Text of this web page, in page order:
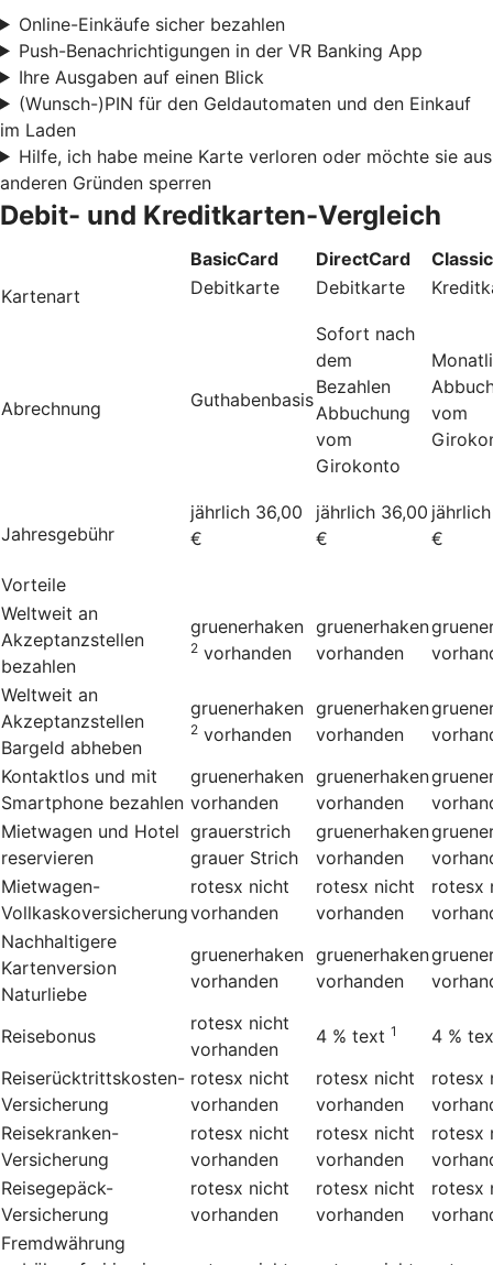
Online-Einkäufe sicher bezahlen
Push-Benachrichtigungen in der VR Banking App
Ihre Ausgaben auf einen Blick
(Wunsch-)PIN für den Geldautomaten und den Einkauf
im Laden
Hilfe, ich habe meine Karte verloren oder möchte sie aus
anderen Gründen sperren
Debit- und Kreditkarten-Vergleich
BasicCard DirectCard
Kartenart
Debitkarte Debitkarte
Abrechnung Guthabenbasis
Sofort nach
dem
Bezahlen
Abbuchung
vom
Girokonto
vom
Jahresgebühr
jährlich 36,00
€
jährlich 36,00
€
€
Vorteile
Weltweit an
Akzeptanzstellen
bezahlen
gruenerhaken
2 vorhanden
gruenerhaken
vorhanden
Weltweit an
Akzeptanzstellen
Bargeld abheben
gruenerhaken
2 vorhanden
gruenerhaken
vorhanden
Kontaktlos und mit
Smartphone bezahlen
gruenerhaken
vorhanden
gruenerhaken
vorhanden
Mietwagen und Hotel
reservieren
grauerstrich
grauer Strich
gruenerhaken
vorhanden
Mietwagen-
Vollkaskoversicherung
rotesx nicht
vorhanden
rotesx nicht
vorhanden
rotesx
Nachhaltigere
Kartenversion
Naturliebe
gruenerhaken
vorhanden
gruenerhaken
vorhanden
Reisebonus
rotesx nicht
vorhanden
4 % text 1 4 %
Reiserücktrittskosten-
Versicherung
rotesx nicht
vorhanden
rotesx nicht
vorhanden
rotesx
Reisekranken-
Versicherung
rotesx nicht
vorhanden
rotesx nicht
vorhanden
rotesx
Reisegepäck-
Versicherung
rotesx nicht
vorhanden
rotesx nicht
vorhanden
rotesx
Fremdwährung